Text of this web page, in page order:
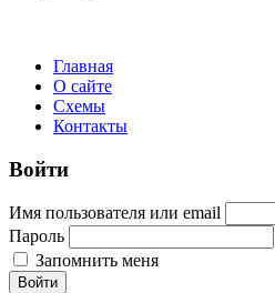
Главная
О сайте
Схемы
Контакты
Войти
Имя пользователя или email
Пароль
Запомнить меня
Войти